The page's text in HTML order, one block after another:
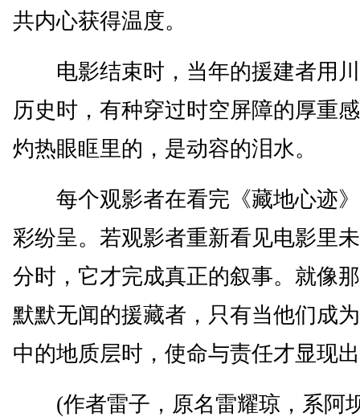
共内心获得温度。
电影结束时，当年的援建者用川
历史时，有种穿过时空屏障的厚重
灼热眼眶里的，是动容的泪水。
每个观影者在看完《藏地心迹》
彩纷呈。若观影者重新看见电影里
分时，它才完成真正的叙事。就像
默默无闻的援藏者，只有当他们成
中的地质层时，使命与责任才显现
(作者雷子，原名雷耀琼，系阿